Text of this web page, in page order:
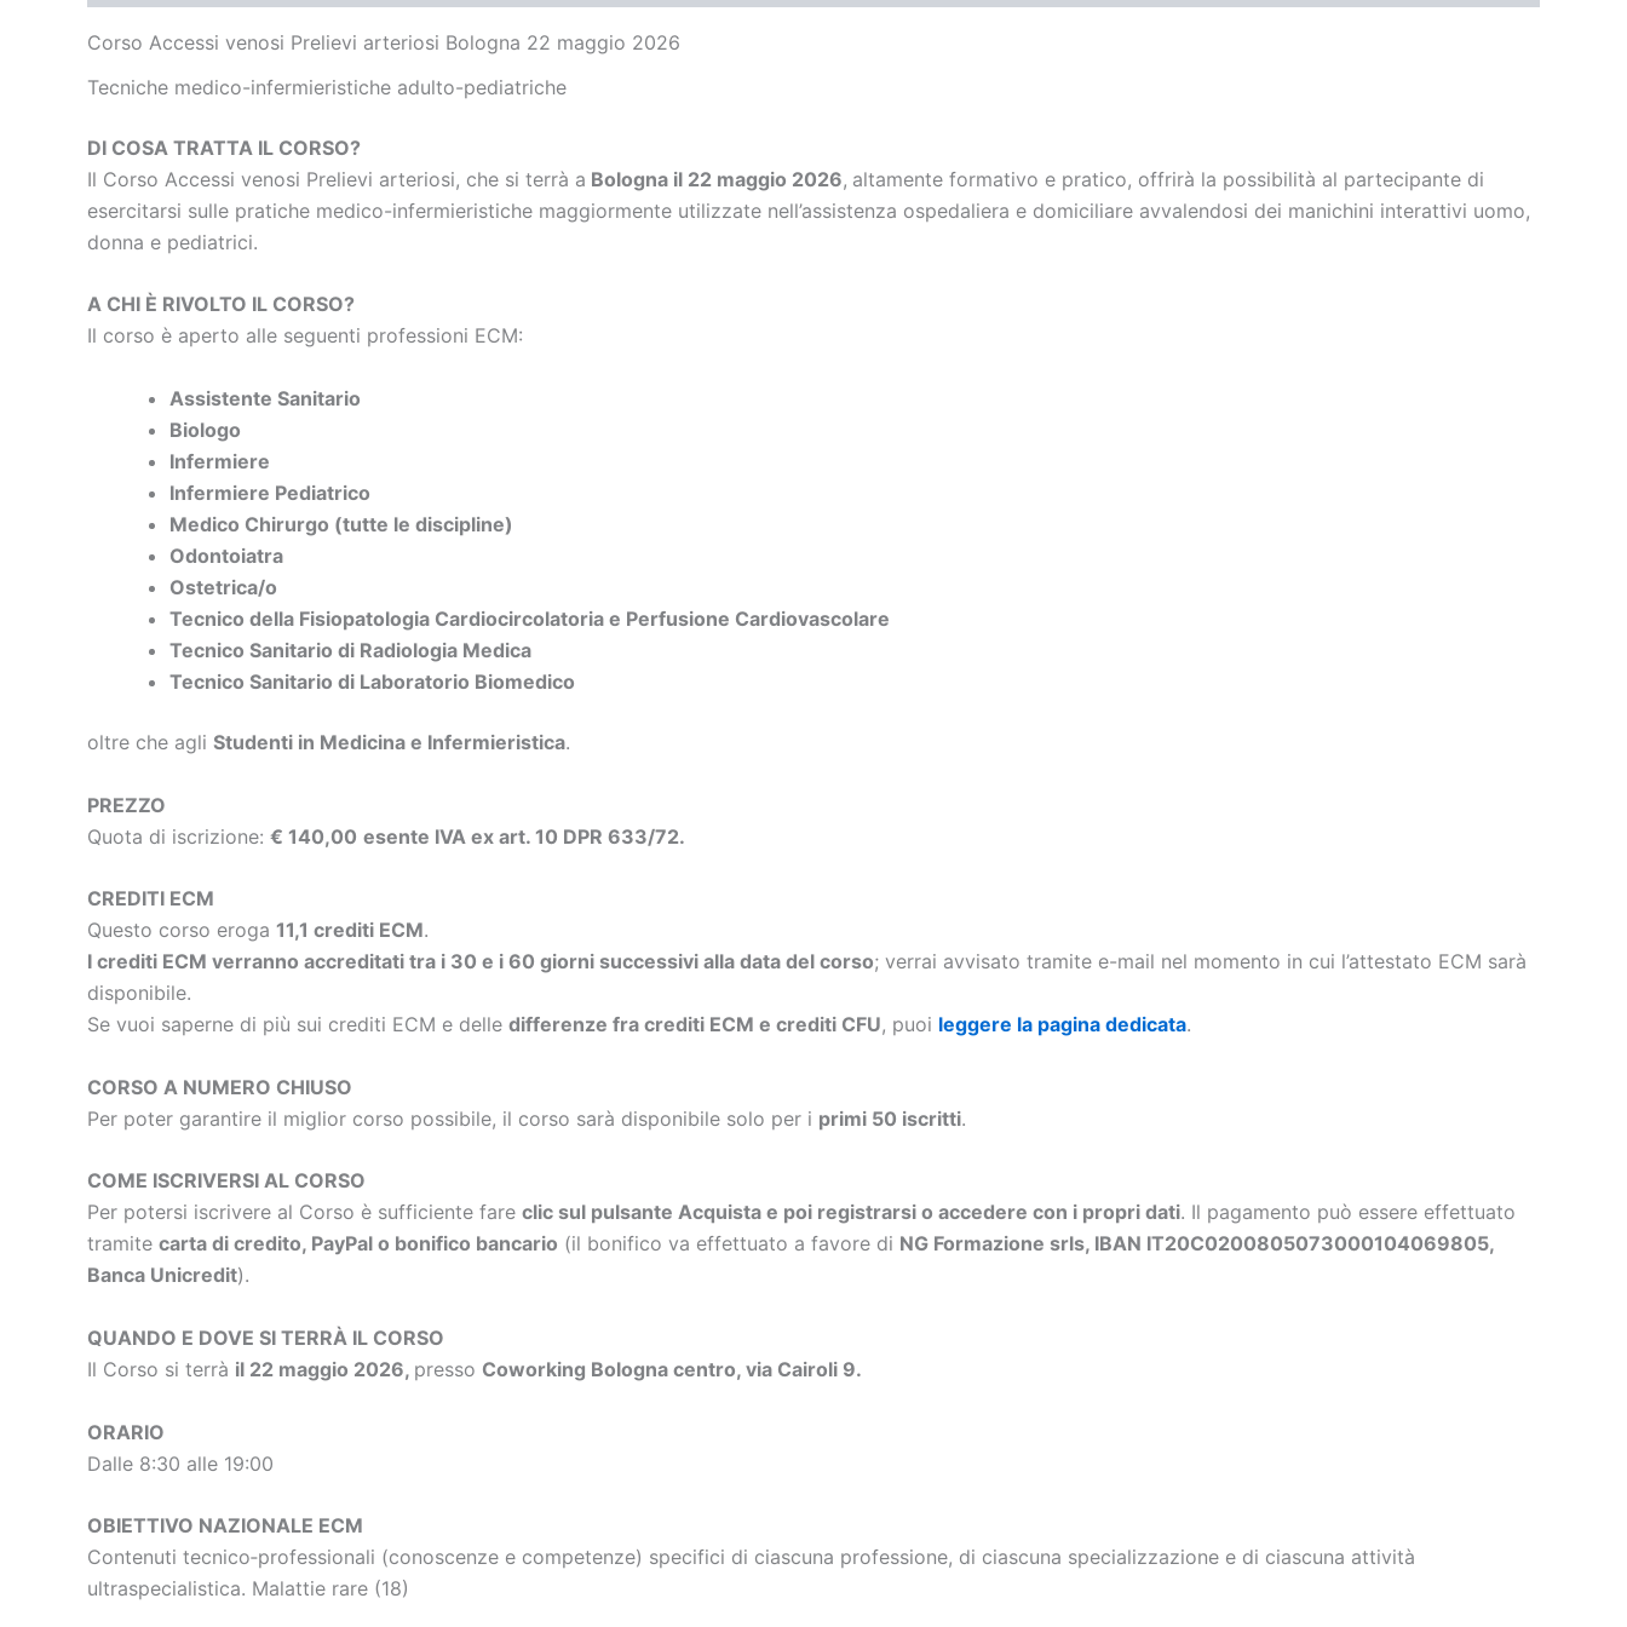
Corso Accessi venosi Prelievi arteriosi Bologna 22 maggio 2026
Tecniche medico-infermieristiche adulto-pediatriche
DI COSA TRATTA IL CORSO?
Il Corso Accessi venosi Prelievi arteriosi, che si terrà a Bologna il 22 maggio 2026, altamente formativo e pratico, offrirà la possibilità al partecipante di
esercitarsi sulle pratiche medico-infermieristiche maggiormente utilizzate nell’assistenza ospedaliera e domiciliare avvalendosi dei manichini interattivi uomo,
donna e pediatrici.
A CHI È RIVOLTO IL CORSO?
Il corso è aperto alle seguenti professioni ECM:
Assistente Sanitario
Biologo
Infermiere
Infermiere Pediatrico
Medico Chirurgo (tutte le discipline)
Odontoiatra
Ostetrica/o
Tecnico della Fisiopatologia Cardiocircolatoria e Perfusione Cardiovascolare
Tecnico Sanitario di Radiologia Medica
Tecnico Sanitario di Laboratorio Biomedico
oltre che agli Studenti in Medicina e Infermieristica.
PREZZO
Quota di iscrizione: € 140,00 esente IVA ex art. 10 DPR 633/72.
CREDITI ECM
Questo corso eroga 11,1 crediti ECM.
I crediti ECM verranno accreditati tra i 30 e i 60 giorni successivi alla data del corso; verrai avvisato tramite e-mail nel momento in cui l’attestato ECM sarà
disponibile.
Se vuoi saperne di più sui crediti ECM e delle differenze fra crediti ECM e crediti CFU, puoi leggere la pagina dedicata.
CORSO A NUMERO CHIUSO
Per poter garantire il miglior corso possibile, il corso sarà disponibile solo per i primi 50 iscritti.
COME ISCRIVERSI AL CORSO
Per potersi iscrivere al Corso è sufficiente fare clic sul pulsante Acquista e poi registrarsi o accedere con i propri dati. Il pagamento può essere effettuato
tramite carta di credito, PayPal o bonifico bancario (il bonifico va effettuato a favore di NG Formazione srls, IBAN IT20C0200805073000104069805,
Banca Unicredit).
QUANDO E DOVE SI TERRÀ IL CORSO
Il Corso si terrà il 22 maggio 2026, presso Coworking Bologna centro, via Cairoli 9.
ORARIO
Dalle 8:30 alle 19:00
OBIETTIVO NAZIONALE ECM
Contenuti tecnico‐professionali (conoscenze e competenze) specifici di ciascuna professione, di ciascuna specializzazione e di ciascuna attività
ultraspecialistica. Malattie rare (18)